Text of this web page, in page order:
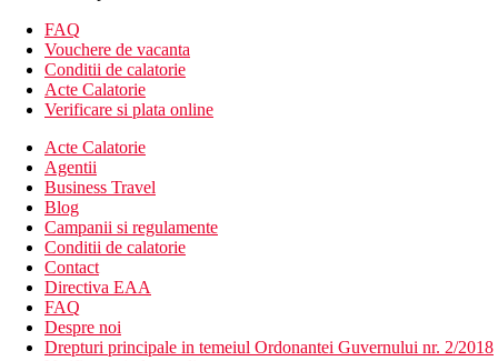
Alte tipuri de camere
facilitatile de mai sus)
Camera dubla, vedere partiala la mare
Camera dubla, vedere la mare
Camera dubla, Confort: mai spatioasa, aproximativ 35 m2.
Divertisment
Gratuit:
concursuri, muzica live.
Mese
Ultra All Inclusive
Mic dejun, pranz si cina tip bufet
Gustare de dupa-amiaza in timpul zilei
Cafea si produse de patiserie pe tot parcursul zilei
Cina tarziu (23:30-00:30)
Gustare la miezul noptii (01:00-06:00)
FAQ
Vouchere de vacanta
Conditii de calatorie
Acte Calatorie
Verificare si plata online
Acte Calatorie
Agentii
Business Travel
Blog
Campanii si regulamente
Conditii de calatorie
Contact
Directiva EAA
FAQ
Despre noi
Drepturi principale in temeiul Ordonantei Guvernului nr. 2/2018